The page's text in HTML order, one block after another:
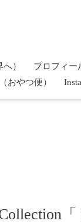
） プロフィー
おやつ便）
「